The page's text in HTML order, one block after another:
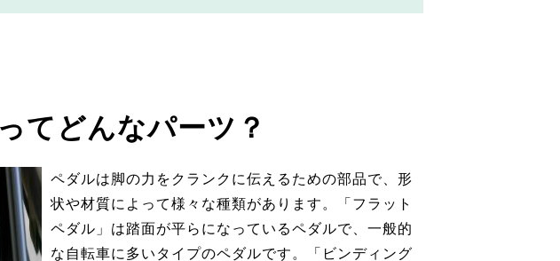
てどんなパーツ？
ペダルは脚の力をクランクに伝えるための部品で、形
状や材質によって様々な種類があります。「フラット
ペダル」は踏面が平らになっているペダルで、一般的
な自転車に多いタイプのペダルです。「ビンディング